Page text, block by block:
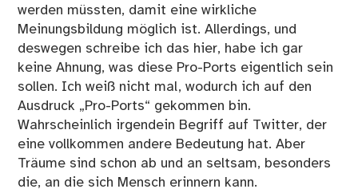
werden müssten, damit eine wirkliche
Meinungsbildung möglich ist. Allerdings, und
deswegen schreibe ich das hier, habe ich gar
keine Ahnung, was diese Pro-Ports eigentlich sein
sollen. Ich weiß nicht mal, wodurch ich auf den
Ausdruck „Pro-Ports“ gekommen bin.
Wahrscheinlich irgendein Begriff auf Twitter, der
eine vollkommen andere Bedeutung hat. Aber
Träume sind schon ab und an seltsam, besonders
die, an die sich Mensch erinnern kann.